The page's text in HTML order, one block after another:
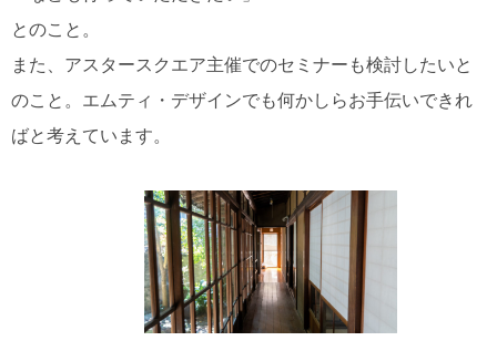
とのこと。
また、アスタースクエア主催でのセミナーも検討したいと
のこと。エムティ・デザインでも何かしらお手伝いできれ
ばと考えています。